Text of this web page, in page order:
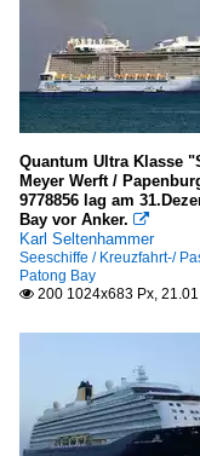
Quantum Ultra Klasse
Meyer Werft /
9778856 lag am
Bay vor Anker. 
Karl Seltenhammer
Seeschiffe / Kreuzfahrt-/
Patong Bay
 200 1024x683 Px,